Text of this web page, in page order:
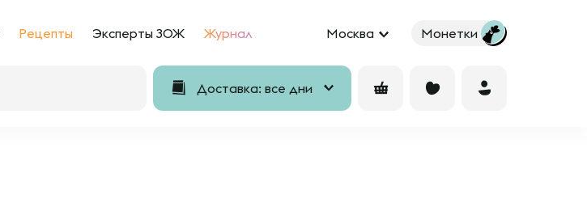
Рецепты Эксперты ЗОЖ Журнал Москва Монетки
Доставка: все дни